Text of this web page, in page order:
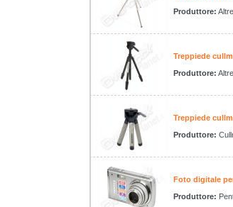
Produttore:
Treppiede
Produttore:
Treppiede
Produttore:
Foto digitale
Produttore: